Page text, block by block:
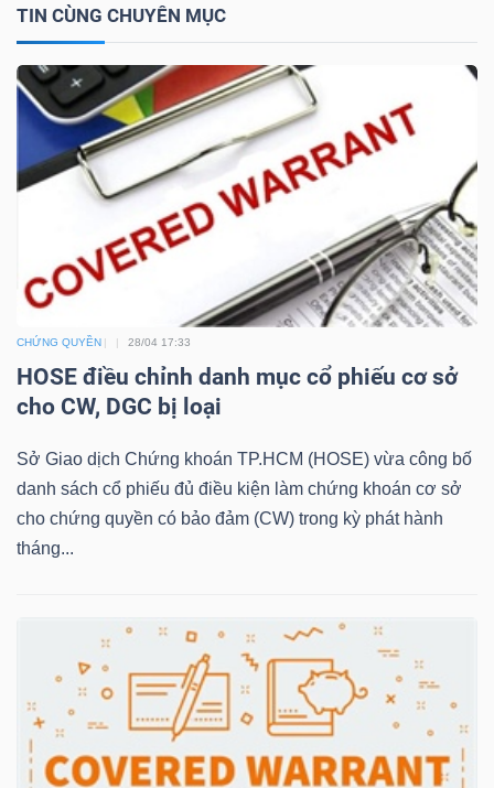
TIN CÙNG CHUYÊN MỤC
CHỨNG QUYỀN 28/04 17:33
HOSE điều chỉnh danh mục cổ phiếu cơ sở
cho CW, DGC bị loại
Sở Giao dịch Chứng khoán TP.HCM (HOSE) vừa công bố
danh sách cổ phiếu đủ điều kiện làm chứng khoán cơ sở
cho chứng quyền có bảo đảm (CW) trong kỳ phát hành
tháng...
PHÁI
SINH
PHIẾU
CÔNG
CỤ
TƯ
TRUY
Ngành
(-)